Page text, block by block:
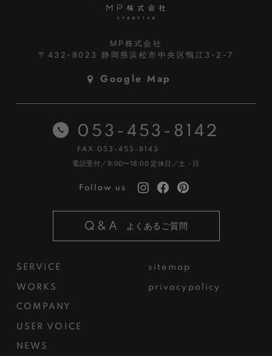
MP株式会社
〒432-8023静岡県浜松市中央区鴨江3-2-7
Google Map
SERVICE
WORKS
COMPANY
USER VOICE
NEWS
sitemap
privacypolicy
053-453-8142
FAX 053-453-8143
電話受付／9:00〜18:00 定休日／土・日
Follow us
Q&A よくあるご質問